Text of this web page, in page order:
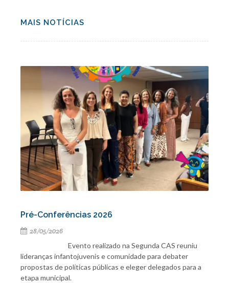
MAIS NOTÍCIAS
Pré-Conferências 2026
28/05/2026
Evento realizado na Segunda CAS reuniu
lideranças infantojuvenis e comunidade para debater
propostas de políticas públicas e eleger delegados para a
etapa municipal.